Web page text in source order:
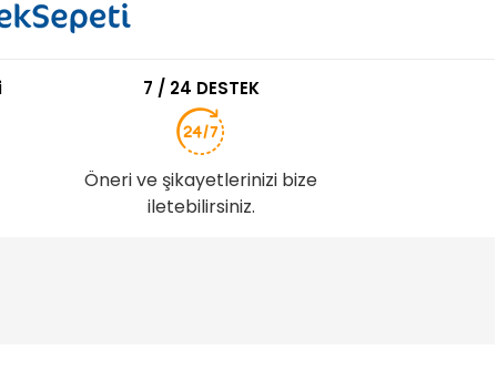
7 / 24 DESTEK
Öneri ve şikayetlerinizi bize
iletebilirsiniz.